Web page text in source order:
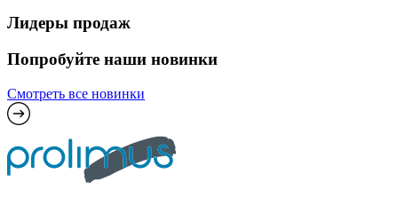
Лидеры продаж
Попробуйте наши новинки
Смотреть все новинки